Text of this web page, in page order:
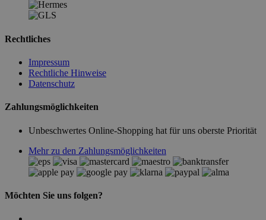
Rechtliches
Impressum
Rechtliche Hinweise
Datenschutz
Zahlungsmöglichkeiten
Unbeschwertes Online-Shopping hat für uns oberste Priorität
Mehr zu den Zahlungsmöglichkeiten
Möchten Sie uns folgen?